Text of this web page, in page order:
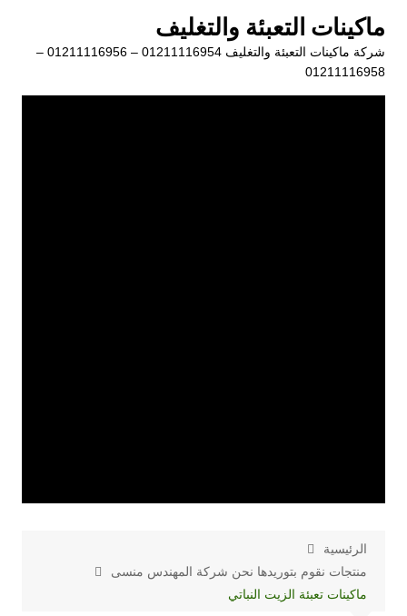
المحتوى
ماكينات التعبئة والتغليف
شركة ماكينات التعبئة والتغليف 01211116954 – 01211116956 –
01211116958
الرئيسية
منتجات نقوم بتوريدها نحن شركة المهندس منسى
ماكينات تعبئة الزيت النباتي